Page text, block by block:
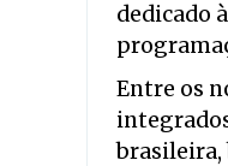
dedicado
Entre os
brasileira,